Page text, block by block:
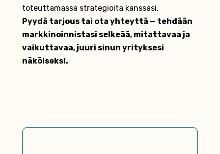
toteuttamassa strategioita kanssasi.
Pyydä tarjous tai ota yhteyttä — tehdään
markkinoinnistasi selkeää, mitattavaa ja
vaikuttavaa, juuri sinun yrityksesi
näköiseksi.